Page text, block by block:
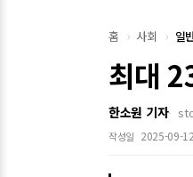
홈 사회 일
최대
한소원 기자
작성일 2025-09-